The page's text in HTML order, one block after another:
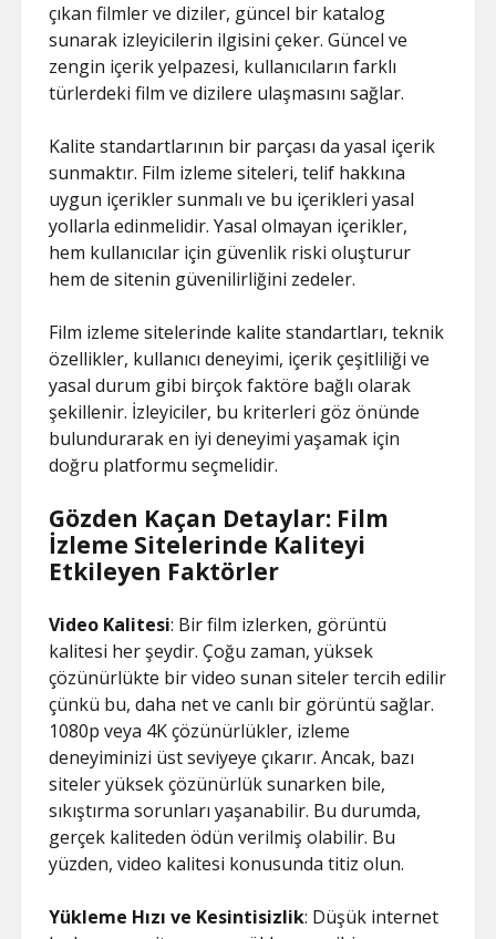
çıkan filmler ve diziler, güncel bir katalog
sunarak izleyicilerin ilgisini çeker. Güncel ve
zengin içerik yelpazesi, kullanıcıların farklı
türlerdeki film ve dizilere ulaşmasını sağlar.
Kalite standartlarının bir parçası da yasal içerik
sunmaktır. Film izleme siteleri, telif hakkına
uygun içerikler sunmalı ve bu içerikleri yasal
yollarla edinmelidir. Yasal olmayan içerikler,
hem kullanıcılar için güvenlik riski oluşturur
hem de sitenin güvenilirliğini zedeler.
Film izleme sitelerinde kalite standartları, teknik
özellikler, kullanıcı deneyimi, içerik çeşitliliği ve
yasal durum gibi birçok faktöre bağlı olarak
şekillenir. İzleyiciler, bu kriterleri göz önünde
bulundurarak en iyi deneyimi yaşamak için
doğru platformu seçmelidir.
Gözden Kaçan Detaylar: Film
İzleme Sitelerinde Kaliteyi
Etkileyen Faktörler
Video Kalitesi: Bir film izlerken, görüntü
kalitesi her şeydir. Çoğu zaman, yüksek
çözünürlükte bir video sunan siteler tercih edilir
çünkü bu, daha net ve canlı bir görüntü sağlar.
1080p veya 4K çözünürlükler, izleme
deneyiminizi üst seviyeye çıkarır. Ancak, bazı
siteler yüksek çözünürlük sunarken bile,
sıkıştırma sorunları yaşanabilir. Bu durumda,
gerçek kaliteden ödün verilmiş olabilir. Bu
yüzden, video kalitesi konusunda titiz olun.
Yükleme Hızı ve Kesintisizlik: Düşük internet